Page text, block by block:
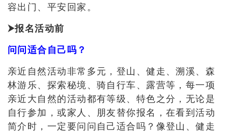
容出门、平安回家。
⮞报名活动前
问问适合自己吗？
亲近自然活动非常多元 ，登山、健走、溯溪、森
林游乐、探索秘境、骑自行车、露营等，每一项
亲近大自然的活动都有等级、特色之分，无论是
自行参加，或家人、朋友替你报名，在看到活动
简介时，一定要问问自己适合吗？像登山 、健走